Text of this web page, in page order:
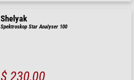
Shelyak
Spektroskop Star Analyser 100
$ 230,00